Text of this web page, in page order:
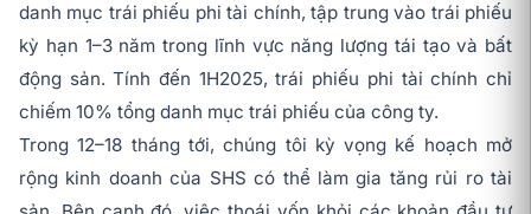
danh mục trái phiếu phi tài chính, tập trung vào trái phiếu
kỳ hạn 1–3 năm trong lĩnh vực năng lượng tái tạo và bất
động sản. Tính đến 1H2025, trái phiếu phi tài chính chỉ
chiếm 10% tổng danh mục trái phiếu của công ty.
Trong 12–18 tháng tới, chúng tôi kỳ vọng kế hoạch mở
rộng kinh doanh của SHS có thể làm gia tăng rủi ro tài